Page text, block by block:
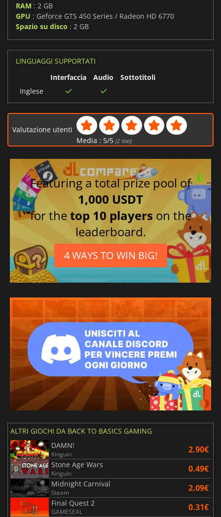
RAM : 2 GB
GPU : Geforce GTS 450 Series / Radeon HD 6770
Spazio su disco : 2 GB
LINGUAGGI SUPPORTATI
Interfaccia
Audio
Sottotitoli
Inglese
Valutazione utenti
Media : 5/5 (2Voti)
Featuring a total prize pool of
1,000 USDT
for thetop 10 players on the
leaderboard.
4 WAYS TO WIN BIG!
ALTRI GIOCHI DA BACK TO BASICS GAMING
DAMN!
Kinguin 2.90€
Stone Age Wars
Kinguin 0.49€
Midnight Carnival
Steam 2.09€
Final Quest 2
GAMESEAL 0.31€